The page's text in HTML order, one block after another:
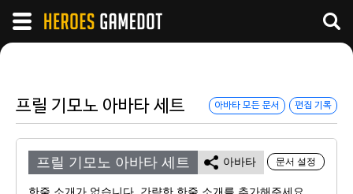
프릴 기모노 아바타 세트 아바타 모든 문서 편집 기록
문서 설정
프릴 기모노 아바타 세트 아바타